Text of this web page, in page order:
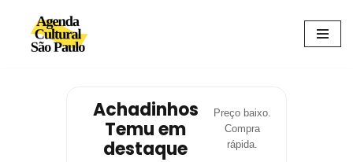
Avançar
Achadinhos
Temu em
destaque
Preço baixo.
Compra
rápida.